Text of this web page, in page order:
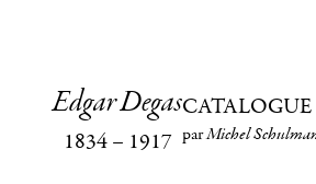
Edgar Degas
1834– 1917 parMichel